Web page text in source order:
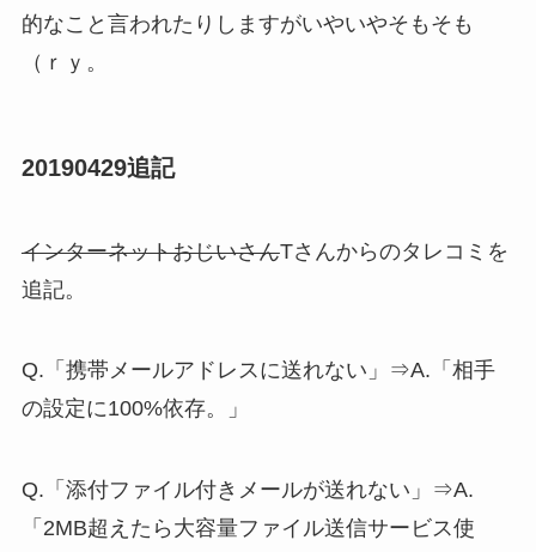
的なこと言われたりしますがいやいやそもそも
（ｒｙ。
20190429追記
インターネットおじいさんTさんからのタレコミを
追記。
Q.「携帯メールアドレスに送れない」⇒A.「相手
の設定に100%依存。」
Q.「添付ファイル付きメールが送れない」⇒A.
「2MB超えたら大容量ファイル送信サービス使